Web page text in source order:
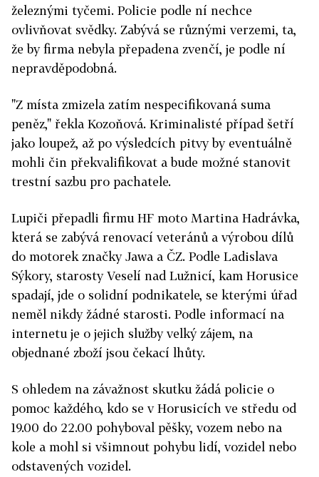
železnými tyčemi. Policie podle ní nechce
ovlivňovat svědky. Zabývá se různými verzemi, ta,
že by firma nebyla přepadena zvenčí, je podle ní
nepravděpodobná.
"Z místa zmizela zatím nespecifikovaná suma
peněz," řekla Kozoňová. Kriminalisté případ šetří
jako loupež, až po výsledcích pitvy by eventuálně
mohli čin překvalifikovat a bude možné stanovit
trestní sazbu pro pachatele.
Lupiči přepadli firmu HF moto Martina Hadrávka,
která se zabývá renovací veteránů a výrobou dílů
do motorek značky Jawa a ČZ. Podle Ladislava
Sýkory, starosty Veselí nad Lužnicí, kam Horusice
spadají, jde o solidní podnikatele, se kterými úřad
neměl nikdy žádné starosti. Podle informací na
internetu je o jejich služby velký zájem, na
objednané zboží jsou čekací lhůty.
S ohledem na závažnost skutku žádá policie o
pomoc každého, kdo se v Horusicích ve středu od
19.00 do 22.00 pohyboval pěšky, vozem nebo na
kole a mohl si všimnout pohybu lidí, vozidel nebo
odstavených vozidel.